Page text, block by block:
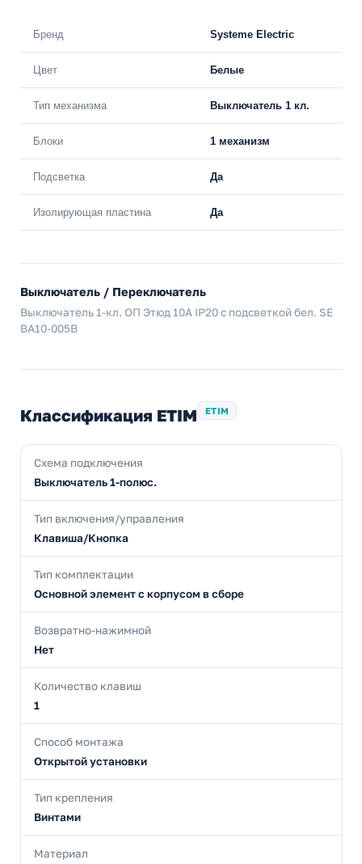
Бренд Systeme Electric
Цвет Белые
Тип механизма Выключатель 1 кл.
Блоки 1 механизм
Подсветка Да
Изолирующая пластина Да
Выключатель / Переключатель
Выключатель 1-кл. ОП Этюд 10А IP20 с подсветкой бел. SE
BA10-005B
Классификация ETIM ETIM
Схема подключения
Выключатель 1-полюс.
Тип включения/управления
Клавиша/Кнопка
Тип комплектации
Основной элемент с корпусом в сборе
Возвратно-нажимной
Нет
Количество клавиш
1
Способ монтажа
Открытой установки
Тип крепления
Винтами
Материал